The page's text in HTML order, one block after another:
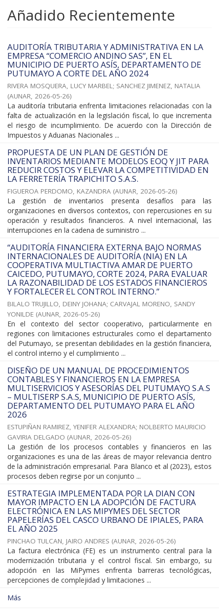
Añadido Recientemente
AUDITORÍA TRIBUTARIA Y ADMINISTRATIVA EN LA
EMPRESA “COMERCIO ANDINO SAS”, EN EL
MUNICIPIO DE PUERTO ASÍS, DEPARTAMENTO DE
PUTUMAYO A CORTE DEL AÑO 2024
RIVERA MOSQUERA, LUCY MARBEL; SANCHEZ JIMENEZ, NATALIA
(AUNAR, 2026-05-26)
La auditoría tributaria enfrenta limitaciones relacionadas con la
falta de actualización en la legislación fiscal, lo que incrementa
el riesgo de incumplimiento. De acuerdo con la Dirección de
Impuestos y Aduanas Nacionales ...
PROPUESTA DE UN PLAN DE GESTIÓN DE
INVENTARIOS MEDIANTE MODELOS EOQ Y JIT PARA
REDUCIR COSTOS Y ELEVAR LA COMPETITIVIDAD EN
LA FERRETERÍA TRAPICHITO S.A.S.
FIGUEROA PERDOMO, KAZANDRA (AUNAR, 2026-05-26)
La gestión de inventarios presenta desafíos para las
organizaciones en diversos contextos, con repercusiones en su
operación y resultados financieros. A nivel internacional, las
interrupciones en la cadena de suministro ...
“AUDITORÍA FINANCIERA EXTERNA BAJO NORMAS
INTERNACIONALES DE AUDITORÍA (NIA) EN LA
COOPERATIVA MULTIACTIVA AMAR DE PUERTO
CAICEDO, PUTUMAYO, CORTE 2024, PARA EVALUAR
LA RAZONABILIDAD DE LOS ESTADOS FINANCIEROS
Y FORTALECER EL CONTROL INTERNO.”
BILALO TRUJILLO, DEINY JOHANA; CARVAJAL MORENO, SANDY
YONILDE (AUNAR, 2026-05-26)
En el contexto del sector cooperativo, particularmente en
regiones con limitaciones estructurales como el departamento
del Putumayo, se presentan debilidades en la gestión financiera,
el control interno y el cumplimiento ...
DISEÑO DE UN MANUAL DE PROCEDIMIENTOS
CONTABLES Y FINANCIEROS EN LA EMPRESA
MULTISERVICIOS Y ASESORÍAS DEL PUTUMAYO S.A.S
– MULTISERP S.A.S, MUNICIPIO DE PUERTO ASÍS,
DEPARTAMENTO DEL PUTUMAYO PARA EL AÑO
2026
ESTUPIÑAN RAMIREZ, YENIFER ALEXANDRA; NOLBERTO MAURICIO
GAVIRIA DELGADO (AUNAR, 2026-05-26)
La gestión de los procesos contables y financieros en las
organizaciones es una de las áreas de mayor relevancia dentro
de la administración empresarial. Para Blanco et al (2023), estos
procesos deben regirse por un conjunto ...
ESTRATEGIA IMPLEMENTADA POR LA DIAN CON
MAYOR IMPACTO EN LA ADOPCIÓN DE FACTURA
ELECTRÓNICA EN LAS MIPYMES DEL SECTOR
PAPELERÍAS DEL CASCO URBANO DE IPIALES, PARA
EL AÑO 2025
PINCHAO TULCAN, JAIRO ANDRES (AUNAR, 2026-05-26)
La factura electrónica (FE) es un instrumento central para la
modernización tributaria y el control fiscal. Sin embargo, su
adopción en las MiPymes enfrenta barreras tecnológicas,
percepciones de complejidad y limitaciones ...
Más